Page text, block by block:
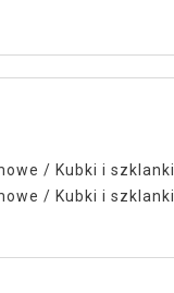
/ Kubki i szklanki
/ Kubki i szklanki